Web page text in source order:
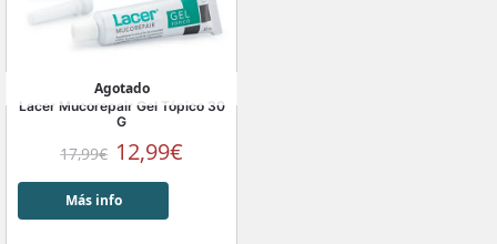
Agotado
Lacer Mucorepair Gel Tópico 30
G
17,99€ 12,99€
Más info